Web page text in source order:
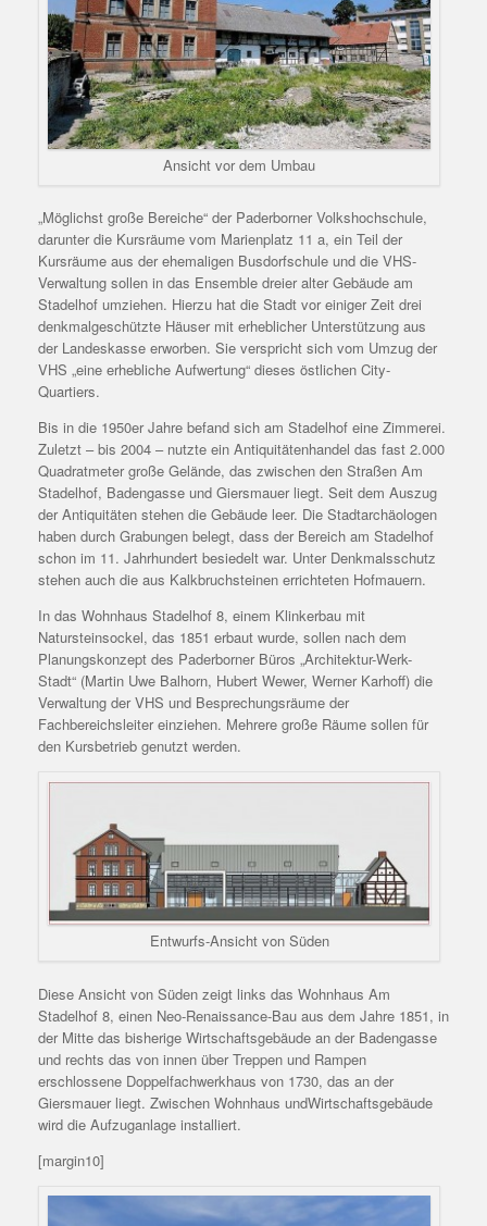
Ansicht vor dem Umbau
„Möglichst große Bereiche“ der Paderborner Volkshochschule,
darunter die Kursräume vom Marienplatz 11 a, ein Teil der
Kursräume aus der ehemaligen Busdorfschule und die VHS-
Verwaltung sollen in das Ensemble dreier alter Gebäude am
Stadelhof umziehen. Hierzu hat die Stadt vor einiger Zeit drei
denkmalgeschützte Häuser mit erheblicher Unterstützung aus
der Landeskasse erworben. Sie verspricht sich vom Umzug der
VHS „eine erhebliche Aufwertung“ dieses östlichen City-
Quartiers.
Bis in die 1950er Jahre befand sich am Stadelhof eine Zimmerei.
Zuletzt – bis 2004 – nutzte ein Antiquitätenhandel das fast 2.000
Quadratmeter große Gelände, das zwischen den Straßen Am
Stadelhof, Badengasse und Giersmauer liegt. Seit dem Auszug
der Antiquitäten stehen die Gebäude leer. Die Stadtarchäologen
haben durch Grabungen belegt, dass der Bereich am Stadelhof
schon im 11. Jahrhundert besiedelt war. Unter Denkmalsschutz
stehen auch die aus Kalkbruchsteinen errichteten Hofmauern.
In das Wohnhaus Stadelhof 8, einem Klinkerbau mit
Natursteinsockel, das 1851 erbaut wurde, sollen nach dem
Planungskonzept des Paderborner Büros „Architektur-Werk-
Stadt“ (Martin Uwe Balhorn, Hubert Wewer, Werner Karhoff) die
Verwaltung der VHS und Besprechungsräume der
Fachbereichsleiter einziehen. Mehrere große Räume sollen für
den Kursbetrieb genutzt werden.
Entwurfs-Ansicht von Süden
Diese Ansicht von Süden zeigt links das Wohnhaus Am
Stadelhof 8, einen Neo-Renaissance-Bau aus dem Jahre 1851, in
der Mitte das bisherige Wirtschaftsgebäude an der Badengasse
und rechts das von innen über Treppen und Rampen
erschlossene Doppelfachwerkhaus von 1730, das an der
Giersmauer liegt. Zwischen Wohnhaus undWirtschaftsgebäude
wird die Aufzuganlage installiert.
[margin10]